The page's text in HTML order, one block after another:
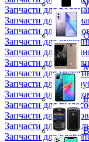
Запчасти для
Запчасти для
Запчасти для
Запчасти для
Запчасти для
Запчасти для
Запчасти для
Запчасти для
Запчасти для
Запчасти для
Запчасти для
Запчасти для
Запчасти для